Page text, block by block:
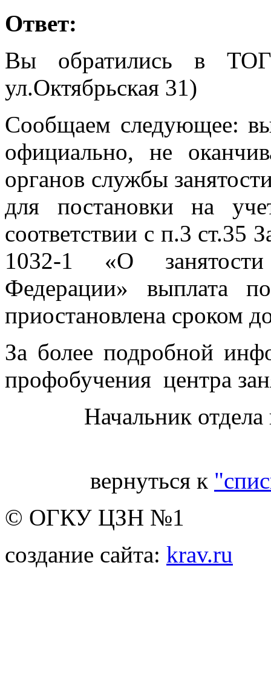
Ответ:
Вы обратились в
ул.Октябрьская 31)
Сообщаем следующее:
официально, не
органов службы
для постановки на
соответствии с п.3
1032-1 «О
Федерации» выплата
приостановлена сроком
За более подробной
профобучения центра
Начальник
вернуться к
© ОГКУ ЦЗН №1
создание сайта: krav.ru